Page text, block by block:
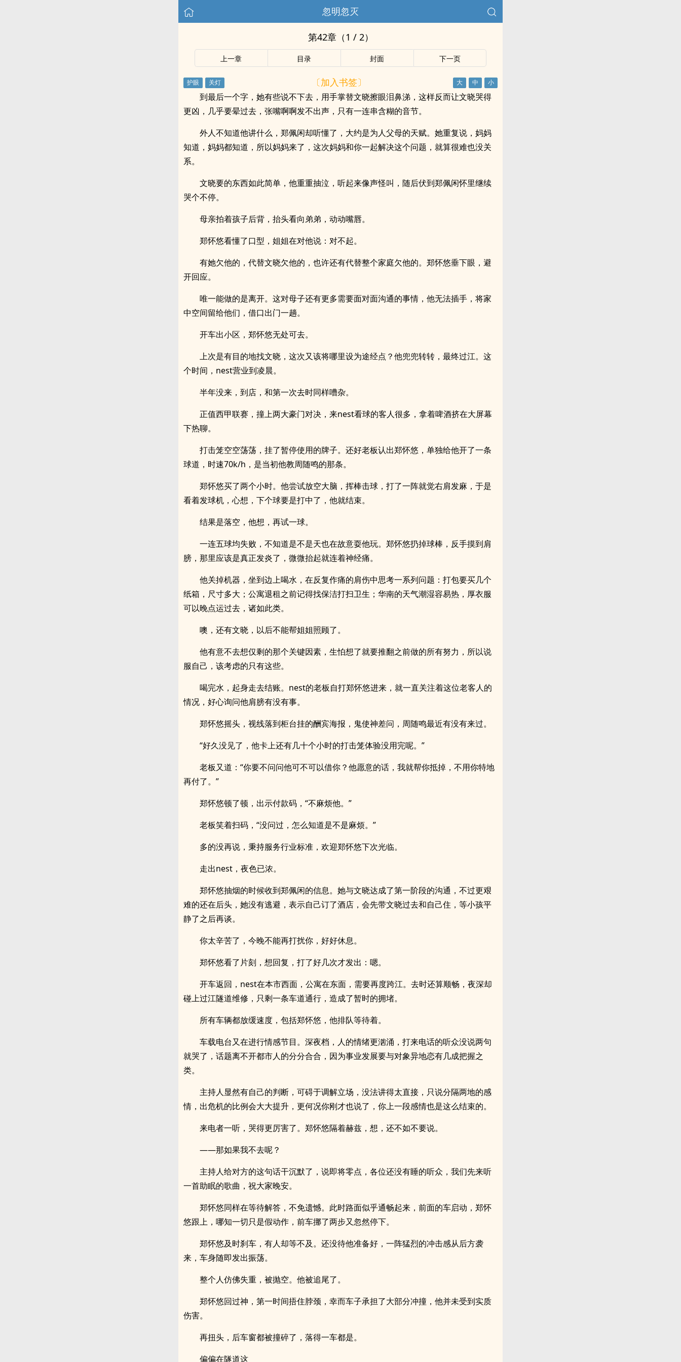
忽明忽灭
第42章（1 / 2）
上一章 目录 封面 下一页
〔加入书签〕
到最后一个字，她有些说不下去，用手掌替文晓擦眼泪鼻涕，这样反而让文晓哭得
更凶，几乎要晕过去，张嘴啊啊发不出声，只有一连串含糊的音节。
外人不知道他讲什么，郑佩闲却听懂了，大约是为人父母的天赋。她重复说，妈妈
知道，妈妈都知道，所以妈妈来了，这次妈妈和你一起解决这个问题，就算很难也没关
系。
文晓要的东西如此简单，他重重抽泣，听起来像声怪叫，随后伏到郑佩闲怀里继续
哭个不停。
母亲拍着孩子后背，抬头看向弟弟，动动嘴唇。
郑怀悠看懂了口型，姐姐在对他说：对不起。
有她欠他的，代替文晓欠他的，也许还有代替整个家庭欠他的。郑怀悠垂下眼，避
开回应。
唯一能做的是离开。这对母子还有更多需要面对面沟通的事情，他无法插手，将家
中空间留给他们，借口出门一趟。
开车出小区，郑怀悠无处可去。
上次是有目的地找文晓，这次又该将哪里设为途经点？他兜兜转转，最终过江。这
个时间，nest营业到凌晨。
半年没来，到店，和第一次去时同样嘈杂。
正值西甲联赛，撞上两大豪门对决，来nest看球的客人很多，拿着啤酒挤在大屏幕
下热聊。
打击笼空空荡荡，挂了暂停使用的牌子。还好老板认出郑怀悠，单独给他开了一条
球道，时速70k/h，是当初他教周随鸣的那条。
郑怀悠买了两个小时。他尝试放空大脑，挥棒击球，打了一阵就觉右肩发麻，于是
看着发球机，心想，下个球要是打中了，他就结束。
结果是落空，他想，再试一球。
一连五球均失败，不知道是不是天也在故意耍他玩。郑怀悠扔掉球棒，反手摸到肩
膀，那里应该是真正发炎了，微微抬起就连着神经痛。
他关掉机器，坐到边上喝水，在反复作痛的肩伤中思考一系列问题：打包要买几个
纸箱，尺寸多大；公寓退租之前记得找保洁打扫卫生；华南的天气潮湿容易热，厚衣服
可以晚点运过去，诸如此类。
噢，还有文晓，以后不能帮姐姐照顾了。
他有意不去想仅剩的那个关键因素，生怕想了就要推翻之前做的所有努力，所以说
服自己，该考虑的只有这些。
喝完水，起身走去结账。nest的老板自打郑怀悠进来，就一直关注着这位老客人的
情况，好心询问他肩膀有没有事。
郑怀悠摇头，视线落到柜台挂的酬宾海报，鬼使神差问，周随鸣最近有没有来过。
“好久没见了，他卡上还有几十个小时的打击笼体验没用完呢。”
老板又道：“你要不问问他可不可以借你？他愿意的话，我就帮你抵掉，不用你特地
再付了。”
郑怀悠顿了顿，出示付款码，“不麻烦他。”
老板笑着扫码，“没问过，怎么知道是不是麻烦。”
多的没再说，秉持服务行业标准，欢迎郑怀悠下次光临。
走出nest，夜色已浓。
郑怀悠抽烟的时候收到郑佩闲的信息。她与文晓达成了第一阶段的沟通，不过更艰
难的还在后头，她没有逃避，表示自己订了酒店，会先带文晓过去和自己住，等小孩平
静了之后再谈。
你太辛苦了，今晚不能再打扰你，好好休息。
郑怀悠看了片刻，想回复，打了好几次才发出：嗯。
开车返回，nest在本市西面，公寓在东面，需要再度跨江。去时还算顺畅，夜深却
碰上过江隧道维修，只剩一条车道通行，造成了暂时的拥堵。
所有车辆都放缓速度，包括郑怀悠，他排队等待着。
车载电台又在进行情感节目。深夜档，人的情绪更汹涌，打来电话的听众没说两句
就哭了，话题离不开都市人的分分合合，因为事业发展要与对象异地恋有几成把握之
类。
主持人显然有自己的判断，可碍于调解立场，没法讲得太直接，只说分隔两地的感
情，出危机的比例会大大提升，更何况你刚才也说了，你上一段感情也是这么结束的。
来电者一听，哭得更厉害了。郑怀悠隔着赫兹，想，还不如不要说。
——那如果我不去呢？
主持人给对方的这句话干沉默了，说即将零点，各位还没有睡的听众，我们先来听
一首助眠的歌曲，祝大家晚安。
郑怀悠同样在等待解答，不免遗憾。此时路面似乎通畅起来，前面的车启动，郑怀
悠跟上，哪知一切只是假动作，前车挪了两步又忽然停下。
郑怀悠及时刹车，有人却等不及。还没待他准备好，一阵猛烈的冲击感从后方袭
来，车身随即发出振荡。
整个人仿佛失重，被抛空。他被追尾了。
郑怀悠回过神，第一时间捂住脖颈，幸而车子承担了大部分冲撞，他并未受到实质
伤害。
再扭头，后车窗都被撞碎了，落得一车都是。
偏偏在隧道这